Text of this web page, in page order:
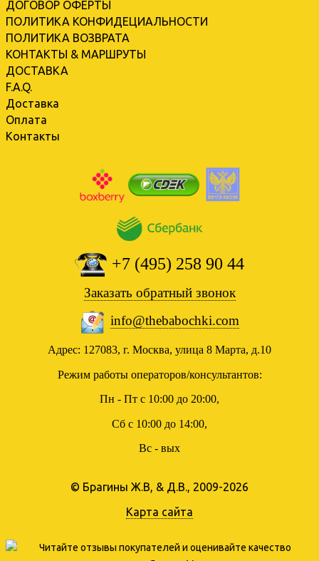
ДОГОВОР ОФЕРТЫ
ПОЛИТИКА КОНФИДЕЦИАЛЬНОСТИ
ПОЛИТИКА ВОЗВРАТА
КОНТАКТЫ & МАРШРУТЫ
ДОСТАВКА
F.A.Q.
Доставка
Оплата
Контакты
+7 (495) 258 90 44
Заказать обратный звонок
info@thebabochki.com
Адрес: 127083, г. Москва, улица 8 Марта, д.10
Режим работы операторов/консультантов:
Пн - Пт с 10:00 до 20:00,
Сб с 10:00 до 14:00,
Вс - вых
© Брагины Ж.В, & Д.В., 2009-2026
Карта сайта